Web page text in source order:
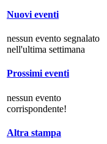
Nuovi eventi
nessun evento segnalato
nell'ultima settimana
Prossimi eventi
nessun evento
corrispondente!
Altra stampa